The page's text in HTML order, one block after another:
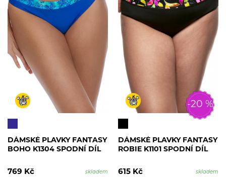
DÁMSKÉ PLAVKY FANTASY
BOHO K1304 SPODNÍ DÍL
769 Kč skladem
-20 %
DÁMSKÉ PLAVKY FANTASY
ROBIE K1101 SPODNÍ DÍL
615 Kč skladem